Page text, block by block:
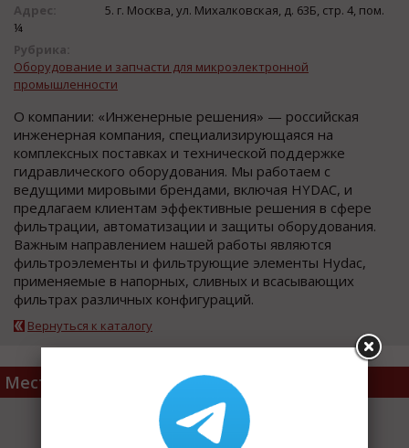
Адрес:
5. г. Москва, ул. Михалковская, д. 63Б, стр. 4, пом.
¼
Рубрика:
Оборудование и запчасти для микроэлектронной
промышленности
О компании: «Инженерные решения» — российская
инженерная компания, специализирующаяся на
комплексных поставках и технической поддержке
гидравлического оборудования. Мы работаем с
ведущими мировыми брендами, включая HYDAC, и
предлагаем клиентам эффективные решения в сфере
фильтрации, автоматизации и защиты оборудования.
Важным направлением нашей работы являются
фильтроэлементы и фильтрующие элементы Hydac,
применяемые в напорных, сливных и всасывающих
фильтрах различных конфигураций.
Вернуться к каталогу
Место расположения